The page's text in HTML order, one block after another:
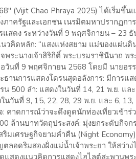
(Vijit Chao Phraya 2025) ได้เริ่มขึ้
าครัฐและเอกชน เนรมิตมหาปรากฏกา
แสดง ระหว่างวันที่ 9 พฤศจิกายน – 23
วคิดหลัก: “แสงแห่งสยาม แม่ของแผ่นดิ
ระนางเจ้าสิริกิติ์ พระบรมราชินีนาถ พ
นที่ 9 พฤศจิกายน 2568 โดยมี นายอร
ธานการแสดงโดรนสุดอลังการ: มีการ
500 ลำ: แสดงในวันที่ 14, 21 พ.ย. แล
นวันที่ 9, 15, 22, 28, 29 พ.ย. และ 6,
คาดการณ์ว่าจะดึงดูดนักท่องเที่ยวเข้า
ล้านบาทวัตถุประสงค์: มุ่งยกระดับกิจ
ริมเศรษฐกิจยามค่ำคืน (Night
ลอดริมสองฝั่งแม่น้ำเจ้าพระยา ให้สว่า